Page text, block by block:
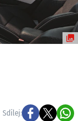
Sdílej: